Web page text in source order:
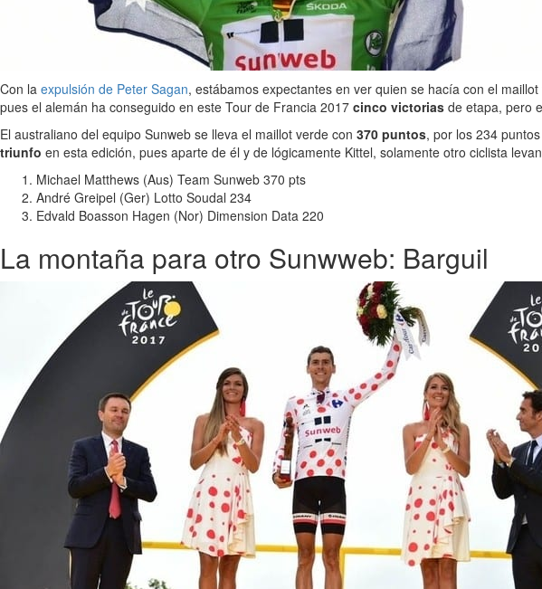
Con la expulsión de Peter Sagan, estábamos expectantes en ver quien se hacía con el
pues el alemán ha conseguido en este Tour de Francia 2017 cinco victorias de etapa, pero
El australiano del equipo Sunweb se lleva el maillot verde con 370 puntos, por los 234
triunfo en esta edición, pues aparte de él y de lógicamente Kittel, solamente otro ciclista
Michael Matthews (Aus) Team Sunweb 370 pts
André Greipel (Ger) Lotto Soudal 234
Edvald Boasson Hagen (Nor) Dimension Data 220
La montaña para otro Sunwweb: Barguil